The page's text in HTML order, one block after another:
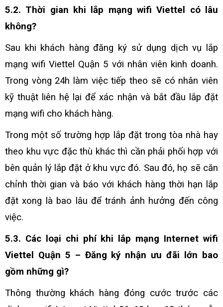
5.2. Thời gian khi lắp mạng wifi Viettel có lâu
không?
Sau khi khách hàng đăng ký sử dụng dịch vụ lắp
mạng wifi Viettel Quận 5 với nhân viên kinh doanh.
Trong vòng 24h làm việc tiếp theo sẽ có nhân viên
kỹ thuật liên hệ lại để xác nhận và bắt đầu lắp đặt
mạng wifi cho khách hàng.
Trong một số trường hợp lắp đặt trong tòa nhà hay
theo khu vực đặc thù khác thì cần phải phối hợp với
bên quản lý lắp đặt ở khu vực đó. Sau đó, họ sẽ căn
chỉnh thời gian và báo với khách hàng thời hạn lắp
đặt xong là bao lâu để tránh ảnh hưởng đến công
việc.
5.3. Các loại chi phí khi lắp mạng Internet wifi
Viettel Quận 5 – Đăng ký nhận ưu đãi lớn bao
gồm những gì?
Thông thường khách hàng đóng cước trước các